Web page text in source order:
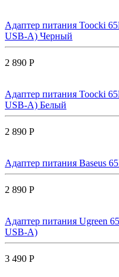
Адаптер питания Toocki
USB-A) Черный
2 890 Р
Адаптер питания Toocki
USB-A) Белый
2 890 Р
Адаптер питания Baseus
2 890 Р
Адаптер питания Ugreen
USB-A)
3 490 Р